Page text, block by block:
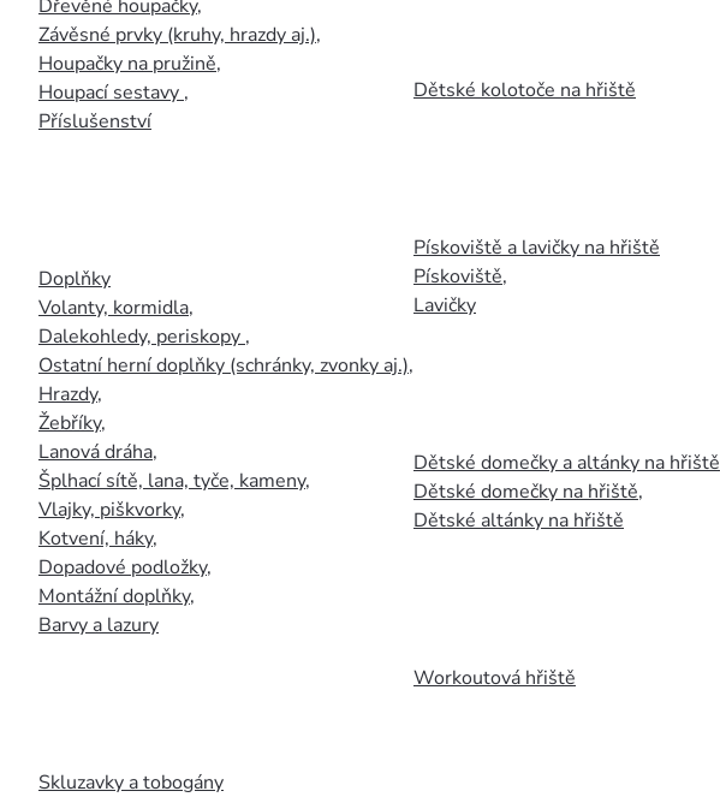
Dřevěné houpačky,
Závěsné prvky (kruhy, hrazdy aj.),
Houpačky na pružině,
Houpací sestavy ,
Příslušenství
Doplňky
Volanty, kormidla,
Dalekohledy, periskopy ,
Ostatní herní doplňky (schránky, zvonky aj.),
Hrazdy,
Žebříky,
Lanová dráha,
Šplhací sítě, lana, tyče, kameny,
Vlajky, piškvorky,
Kotvení, háky,
Dopadové podložky,
Montážní doplňky,
Barvy a lazury
Skluzavky a tobogány
Dětské kolotoče na hřiště
Pískoviště a lavičky na hřiště
Pískoviště,
Lavičky
Dětské domečky a altánky na hřiště
Dětské domečky na hřiště,
Dětské altánky na hřiště
Workoutová hřiště